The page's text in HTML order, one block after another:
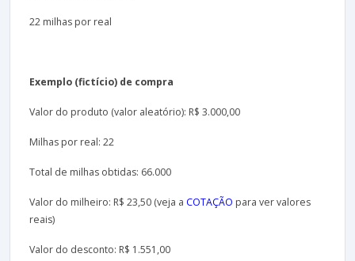
22 milhas por real
Exemplo (fictício) de compra
Valor do produto (valor aleatório): R$ 3.000,00
Milhas por real: 22
Total de milhas obtidas: 66.000
Valor do milheiro: R$ 23,50 (veja a COTAÇÃO para ver valores
reais)
Valor do desconto: R$ 1.551,00